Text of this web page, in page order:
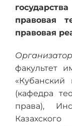
правовая
правовая
факультет
«Кубанский
(кафедра
права),